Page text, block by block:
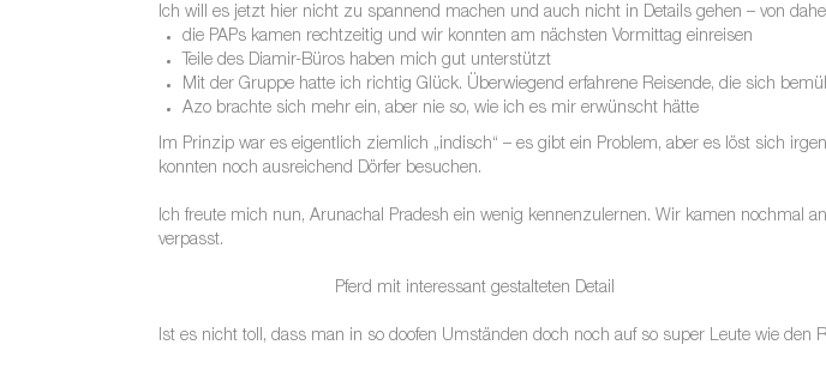
Ich will es jetzt hier nicht zu spannend machen und auch nicht in Details gehen – von
die PAPs kamen rechtzeitig und wir konnten am nächsten Vormittag einreisen
Teile des Diamir-Büros haben mich gut unterstützt
Mit der Gruppe hatte ich richtig Glück. Überwiegend erfahrene Reisende, die sich
Azo brachte sich mehr ein, aber nie so, wie ich es mir erwünscht hätte
Im Prinzip war es eigentlich ziemlich „indisch“ – es gibt ein Problem, aber es löst sich
konnten noch ausreichend Dörfer besuchen.
Ich freute mich nun, Arunachal Pradesh ein wenig kennenzulernen. Wir kamen nochmal
verpasst.
Pferd mit interessant gestalteten Detail
Ist es nicht toll, dass man in so doofen Umständen doch noch auf so super Leute wie den